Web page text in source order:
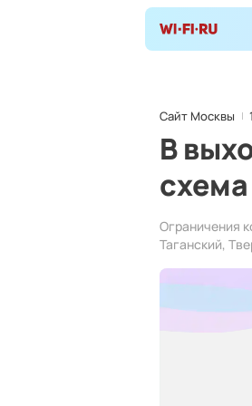
Сайт Москвы
В
Ограничения
Таганский,